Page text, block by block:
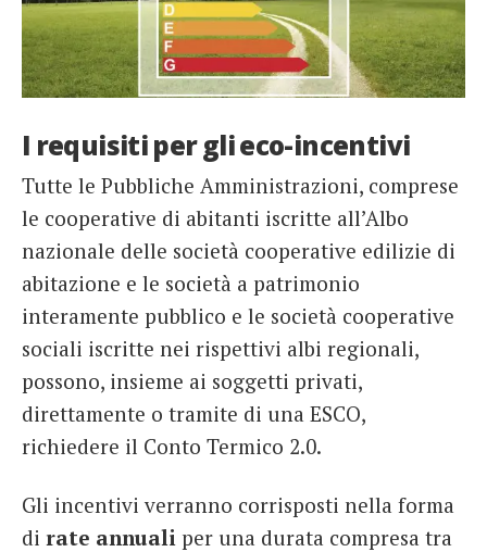
I requisiti per gli eco-incentivi
Tutte le Pubbliche Amministrazioni, comprese
le cooperative di abitanti iscritte all’Albo
nazionale delle società cooperative edilizie di
abitazione e le società a patrimonio
interamente pubblico e le società cooperative
sociali iscritte nei rispettivi albi regionali,
possono, insieme ai soggetti privati,
direttamente o tramite di una ESCO,
richiedere il Conto Termico 2.0.
Gli incentivi verranno corrisposti nella forma
di rate annuali per una durata compresa tra